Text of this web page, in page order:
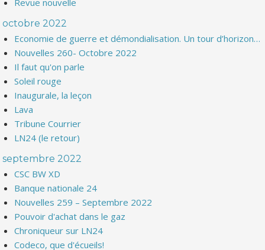
Revue nouvelle
octobre 2022
Economie de guerre et démondialisation. Un tour d’horizon…
Nouvelles 260- Octobre 2022
Il faut qu'on parle
Soleil rouge
Inaugurale, la leçon
Lava
Tribune Courrier
LN24 (le retour)
septembre 2022
CSC BW XD
Banque nationale 24
Nouvelles 259 – Septembre 2022
Pouvoir d'achat dans le gaz
Chroniqueur sur LN24
Codeco, que d'écueils!